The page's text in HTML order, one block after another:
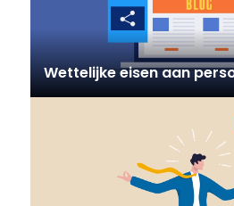
Wettelijke eisen aan